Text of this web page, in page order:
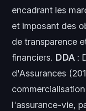
encadrant les
et imposant des
de transparence
financiers. DDA :
d'Assurances
l'assurance-vie,